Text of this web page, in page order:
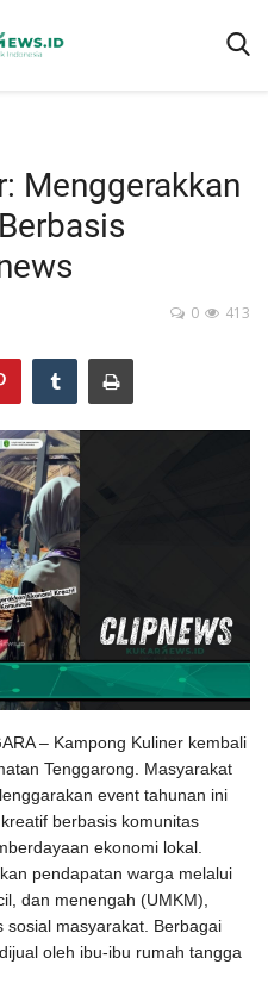
Anak
Menggerakkan
413
0
– Kampong Kuliner kembali
Tenggarong. Masyarakat
event tahunan ini
berbasis komunitas
ekonomi lokal.
pendapatan warga melalui
dan menengah (UMKM),
sosial masyarakat. Berbagai
dijual oleh ibu-ibu rumah tangga